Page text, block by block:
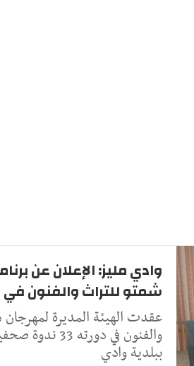
وادي مليز: الإعلان عن
شمتو للتراث والفنون في
عقدت الهيئة المديرة لمهرجان
والفنون في
ببلدية وادي